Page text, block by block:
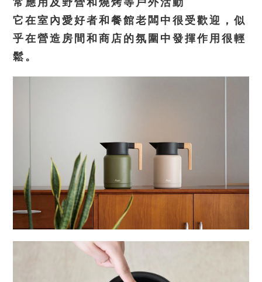
常應用及野營和燒烤等戶外活動
它在室內愛好者和餐館老闆中很受歡迎，似
乎在營造房間和商店的氛圍中發揮作用很輕
鬆。